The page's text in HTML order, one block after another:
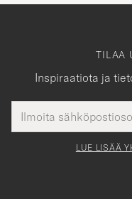
TILAA
Inspiraatiota ja
tieto
Tack
för
LUE LISÄÄ